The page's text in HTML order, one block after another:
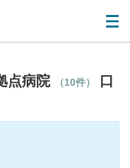
点病院 （10件）
口